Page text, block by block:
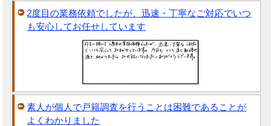
2度目の業務依頼でしたが、迅速・丁寧なご対応でいつ
も安心してお任せしています
素人が個人で戸籍調査を行うことは困難であることが
よくわかりました